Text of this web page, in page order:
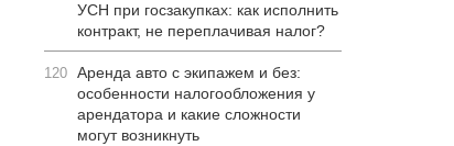
УСН при госзакупках: как исполнить
контракт, не переплачивая налог?
120 Аренда авто с экипажем и без:
особенности налогообложения у
арендатора и какие сложности
могут возникнуть